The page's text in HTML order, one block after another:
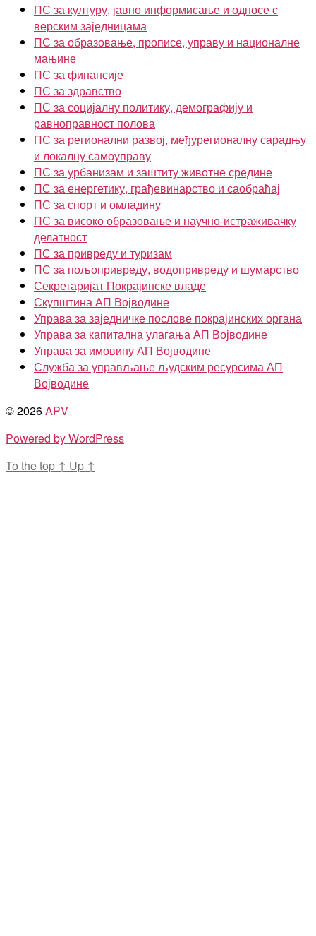
ПС за културу, јавно информисање и односе с
верским заједницама
ПС за образовање, прописе, управу и националне
мањине
ПС за финансије
ПС за здравство
ПС за социјалну политику, демографију и
равноправност полова
ПС за регионални развој, међурегионалну сарадњу
и локалну самоуправу
ПС за урбанизам и заштиту животне средине
ПС за енергетику, грађевинарство и саобраћај
ПС за спорт и омладину
ПС за високо образовање и научно-истраживачку
делатност
ПС за привреду и туризам
ПС за пољопривреду, водопривреду и шумарство
Секретаријат Покрајинске владе
Скупштина АП Војводине
Управа за заједничке послове покрајинских органа
Управа за капитална улагања АП Војводине
Управа за имовину АП Војводине
Служба за управљање људским ресурсима АП
Војводине
© 2026APV
Powered by WordPress
To the top ↑ Up ↑